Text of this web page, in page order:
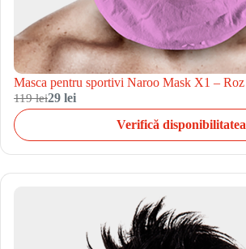
Masca pentru sportivi Naroo Mask X1 – Roz
119 lei29 lei
Verifică disponibilitatea